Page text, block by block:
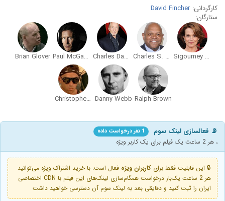
کارگردانی: David Fincher
ستارگان:
Sigourney Weaver
Charles S. Dutton
Charles Dance
Paul McGann
Brian Glover
Ralph Brown
Danny Webb
Christopher John Fields
📡 فعالسازی لینک سوم 1 نفر درخواست داده
، هر 2 ساعت یک فیلم برای یک کاربر ویژه
🔒 این قابلیت فقط برای کاربران ویژه فعال است. با خرید اشتراک ویژه می‌توانید
هر 2 ساعت یک‌بار درخواست همگام‌سازی لینک‌های این فیلم با CDN اختصاصی
ایران را ثبت کنید و دقایقی بعد به لینک سوم آن دسترسی خواهید داشت